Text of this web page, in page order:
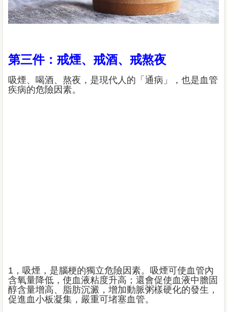
第三件：戒煙、戒酒、戒熬夜
吸煙、喝酒、熬夜，是現代人的「通病」，也是血管
疾病的危險因素。
1，吸煙，是腦梗的獨立危險因素。吸煙可使血管內
含氧量降低，使血液粘度升高；還會促使血液中膽固
醇含量增高、脂肪沉澱，增加動脈粥樣硬化的發生，
促進血小板凝集，嚴重可堵塞血管。